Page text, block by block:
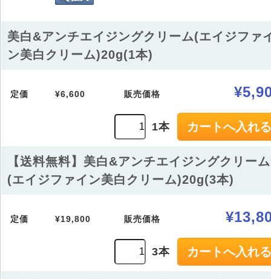
美白&アンチエイジングクリーム(エイジファ
ン美白クリーム)20g(1本)
定価 ¥6,600 販売価格
1本
【送料無料】美白&アンチエイジングクリーム
(エイジファイン美白クリーム)20g(3本)
定価 ¥19,800 販売価格
3本